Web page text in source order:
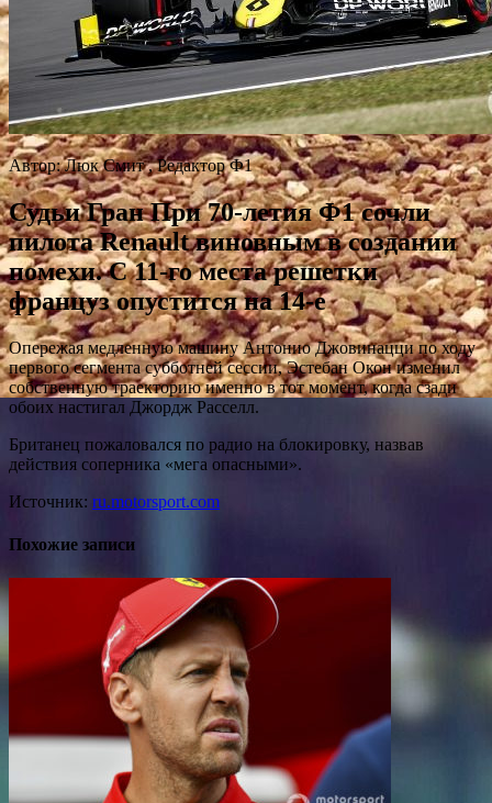
Автор: Люк Смит , Редактор Ф1
Судьи Гран При 70-летия Ф1 сочли
пилота Renault виновным в создании
помехи. С 11-го места решетки
француз опустится на 14-е
Опережая медленную машину Антонио Джовинацци по ходу
первого сегмента субботней сессии, Эстебан Оконизменил
собственную траекторию именно в тот момент, когда сзади
обоих настигал Джордж Расселл.
Британец пожаловался по радио на блокировку, назвав
действия соперника «мега опасными».
Источник: ru.motorsport.com
Похожие записи